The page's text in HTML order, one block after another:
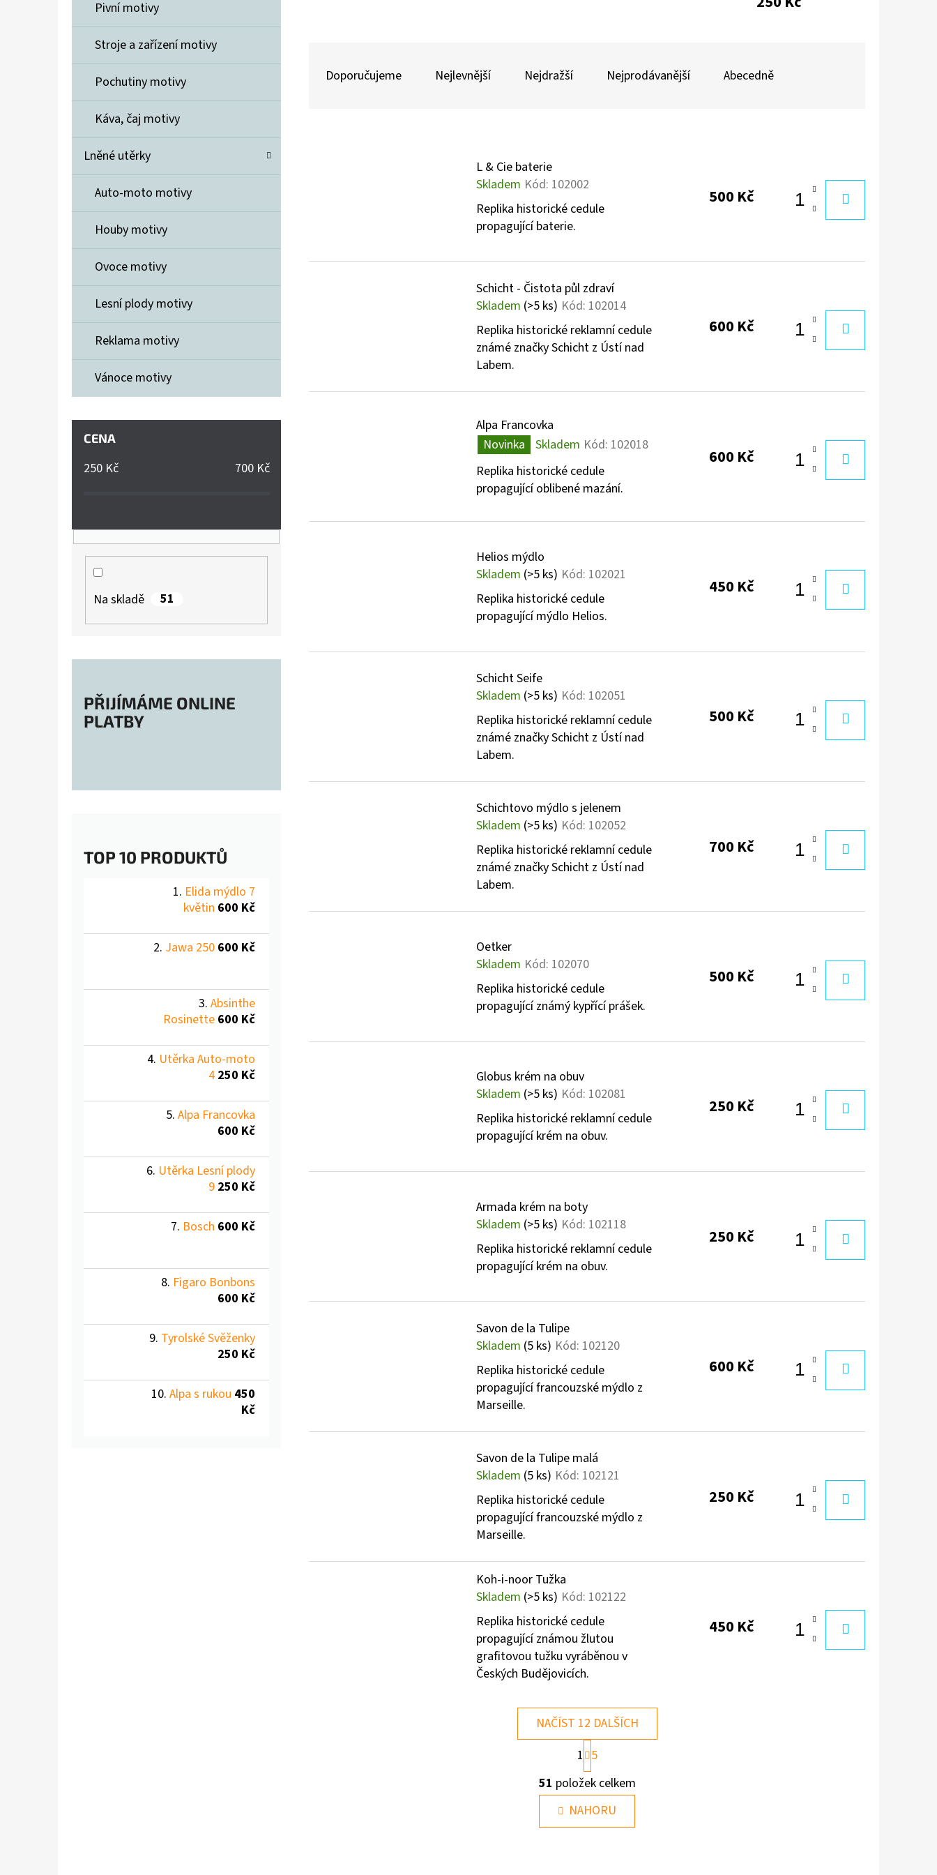
N
Pivní motivy
Stroje a zařízení motivy
Pochutiny motivy
Káva, čaj motivy
Lněné utěrky
Auto-moto motivy
Houby motivy
Ovoce motivy
Lesní plody motivy
Reklama motivy
Vánoce motivy
CENA
250Kč 700Kč
Na skladě 51
PŘIJÍMÁME ONLINE
PLATBY
TOP 10 PRODUKTŮ
Elida mýdlo 7
květin 600 Kč
Jawa 250 600 Kč
Absinthe
Rosinette 600 Kč
Utěrka Auto-moto
4 250 Kč
Alpa Francovka
600 Kč
Utěrka Lesní plody
9 250 Kč
Bosch 600 Kč
Figaro Bonbons
600 Kč
Tyrolské Svěženky
250 Kč
Alpa s rukou 450
Kč
D
Doporučujeme Nejlevnější Nejdražší Nejprodávanější Abecedně
P
T
L & Cie baterie
Skladem Kód: 102002
Replika historické cedule
propagující baterie.
500 Kč
Schicht - Čistota půl zdraví
Skladem (>5 ks) Kód: 102014
Replika historické reklamní cedule
známé značky Schicht z Ústí nad
Labem.
600 Kč
Alpa Francovka
Novinka
Skladem Kód: 102018
Replika historické cedule
propagující oblibené mazání.
600 Kč
Helios mýdlo
Skladem (>5 ks) Kód: 102021
Replika historické cedule
propagující mýdlo Helios.
450 Kč
Schicht Seife
Skladem (>5 ks) Kód: 102051
Replika historické reklamní cedule
známé značky Schicht z Ústí nad
Labem.
500 Kč
Schichtovo mýdlo s jelenem
Skladem (>5 ks) Kód: 102052
Replika historické reklamní cedule
známé značky Schicht z Ústí nad
Labem.
700 Kč
Oetker
Skladem Kód: 102070
Replika historické cedule
propagující známý kypřící prášek.
500 Kč
Globus krém na obuv
Skladem (>5 ks) Kód: 102081
Replika historické reklamní cedule
propagující krém na obuv.
250 Kč
Armada krém na boty
Skladem (>5 ks) Kód: 102118
Replika historické reklamní cedule
propagující krém na obuv.
250 Kč
Savon de la Tulipe
Skladem (5 ks) Kód: 102120
Replika historické cedule
propagující francouzské mýdlo z
Marseille.
600 Kč
Savon de la Tulipe malá
Skladem (5 ks) Kód: 102121
Replika historické cedule
propagující francouzské mýdlo z
Marseille.
250 Kč
Koh-i-noor Tužka
Skladem (>5 ks) Kód: 102122
Replika historické cedule
propagující známou žlutou
grafitovou tužku vyráběnou v
Českých Budějovicích.
450 Kč
O
V
L
Á
NAČÍST 12 DALŠÍCH
S
T
R
Á
N
K
O
1 5
51 položek celkem
NAHORU
ELIDA MÝDLO 7 KVĚTIN
600 Kč
600 Kč